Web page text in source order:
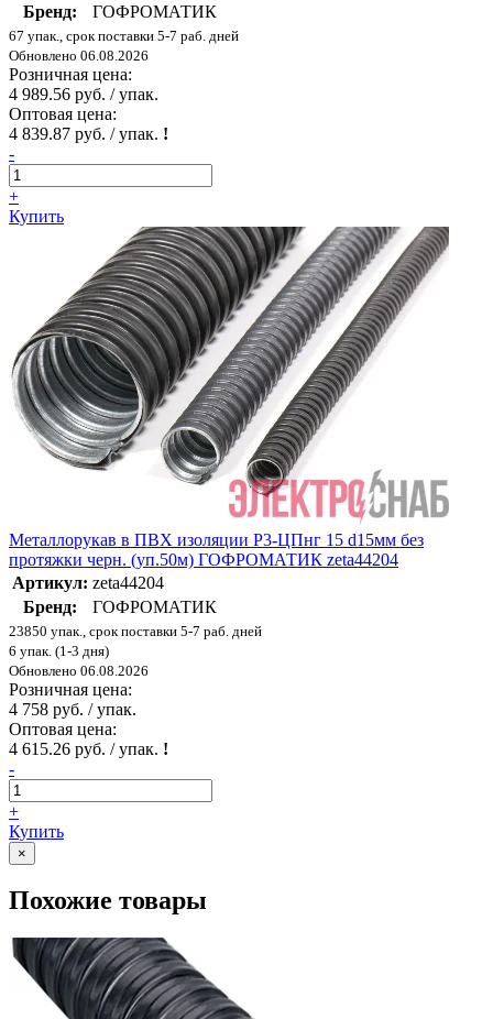
Бренд:
ГОФРОМАТИК
67 упак., срок поставки 5-7 раб. дней
Обновлено 06.08.2026
Розничная цена:
4 989.56 руб. / упак.
Оптовая цена:
4 839.87 руб. / упак. !
-
+
Купить
Металлорукав в ПВХ изоляции Р3-ЦПнг 15 d15мм без
протяжки черн. (уп.50м) ГОФРОМАТИК zeta44204
Артикул: zeta44204
Бренд:
ГОФРОМАТИК
23850 упак., срок поставки 5-7 раб. дней
6 упак. (1-3 дня)
Обновлено 06.08.2026
Розничная цена:
4 758 руб. / упак.
Оптовая цена:
4 615.26 руб. / упак. !
-
+
Купить
×
Похожие товары